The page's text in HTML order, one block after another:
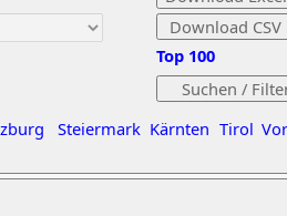
Steiermark Kärnten Tirol
Top 100